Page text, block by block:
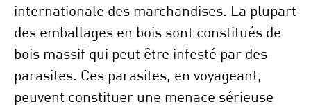
internationale des marchandises. La plupart
des emballages en bois sont constitués de
bois massif qui peut être infesté par des
parasites. Ces parasites, en voyageant,
peuvent constituer une menace sérieuse